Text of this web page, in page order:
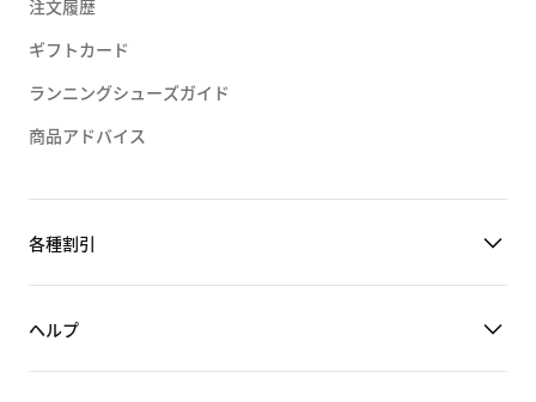
注文履歴
ギフトカード
ランニングシューズガイド
商品アドバイス
各種割引
ヘルプ